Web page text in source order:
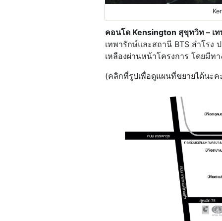
คอนโด Kensington สุขุทวิท – เ
เทพารักษ์และสถานี BTS สำโรง
เหลืองผ่านหน้าโครงการ โดยมีท
(คลิกที่รูปเพื่อดูแผนที่ขยายได้นะค